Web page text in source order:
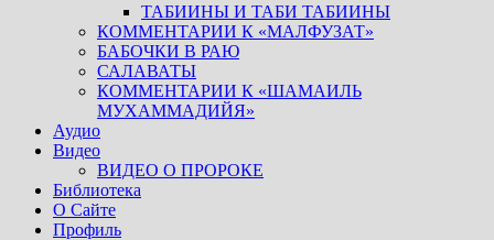
ТАБИИНЫ И ТАБИ ТАБИИНЫ
КОММЕНТАРИИ К «МАЛФУЗАТ»
БАБОЧКИ В РАЮ
САЛАВАТЫ
КОММЕНТАРИИ К «ШАМАИЛЬ
МУХАММАДИЙЯ»
Аудио
Видео
ВИДЕО О ПРОРОКЕ
Библиотека
О Сайте
Профиль